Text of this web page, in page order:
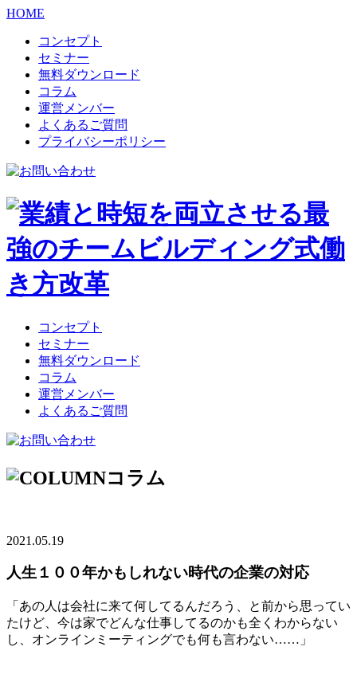
HOME
コンセプト
セミナー
無料ダウンロード
コラム
運営メンバー
よくあるご質問
プライバシーポリシー
コンセプト
セミナー
無料ダウンロード
コラム
運営メンバー
よくあるご質問
コラム
2021.05.19
人生１００年かもしれない時代の企業の対応
「あの人は会社に来て何してるんだろう、と前から思ってい
たけど、今は家でどんな仕事してるのかも全くわからない
し、オンラインミーティングでも何も言わない……」